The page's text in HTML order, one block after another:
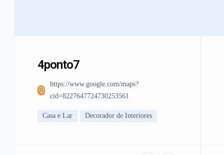
4ponto7
https://www.google.com/maps?
cid=8227647724730253561
Casa e Lar Decorador de Interiores